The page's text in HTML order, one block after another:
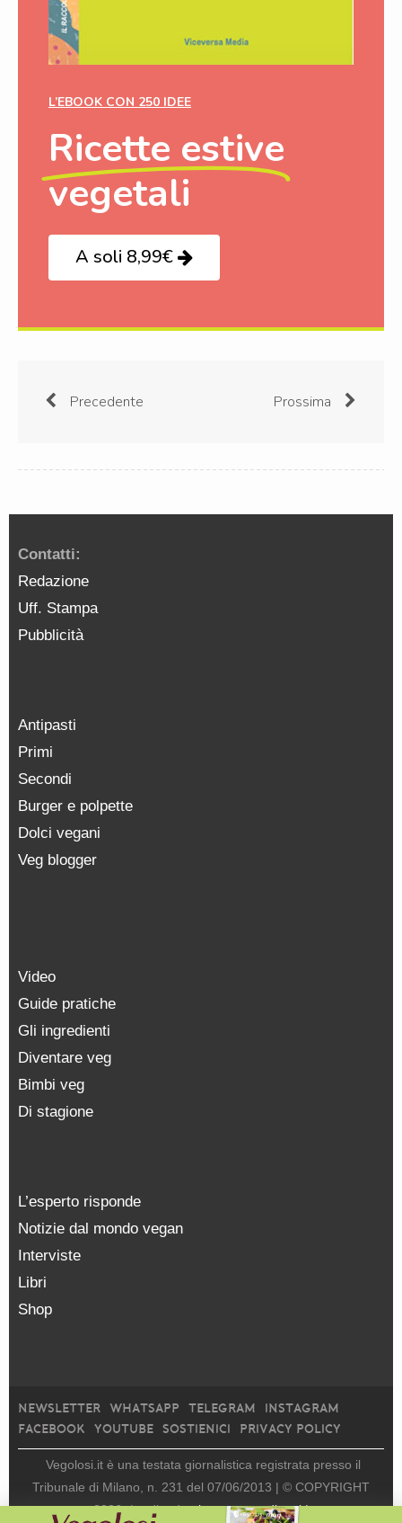
L’EBOOK CON 250 IDEE
Ricette estive
vegetali
A soli 8,99€
Precedente Prossima
Contatti:
Redazione
Uff. Stampa
Pubblicità
Antipasti
Primi
Secondi
Burger e polpette
Dolci vegani
Veg blogger
Video
Guide pratiche
Gli ingredienti
Diventare veg
Bimbi veg
Di stagione
L’esperto risponde
Notizie dal mondo vegan
Interviste
Libri
Shop
NEWSLETTER WHATSAPP TELEGRAM
INSTAGRAM
FACEBOOK
YOUTUBE SOSTIENICI PRIVACY POLICY
Vegolosi.it è una testata giornalistica registrata presso il
Tribunale di Milano, n. 231 del 07/06/2013 | © COPYRIGHT
2026 | edito da viceversa media srl |